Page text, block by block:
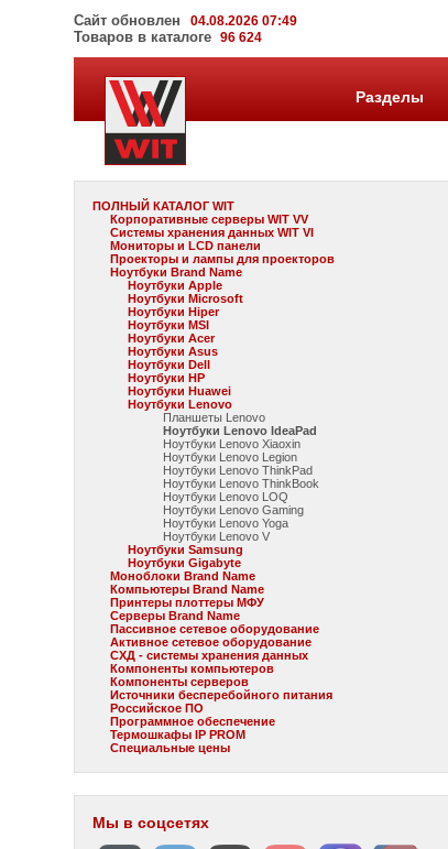
Сайт обновлен 04.08.2026 07:49
Товаров в каталоге96 624
Разделы
ПОЛНЫЙ КАТАЛОГ WIT
Корпоративные серверы WIT VV
Системы хранения данных WIT VI
Мониторы и LCD панели
Проекторы и лампы для проекторов
Ноутбуки Brand Name
Ноутбуки Apple
Ноутбуки Microsoft
Ноутбуки Hiper
Ноутбуки MSI
Ноутбуки Acer
Ноутбуки Asus
Ноутбуки Dell
Ноутбуки HP
Ноутбуки Huawei
Ноутбуки Lenovo
Планшеты Lenovo
Ноутбуки Lenovo IdeaPad
Ноутбуки Lenovo Xiaoxin
Ноутбуки Lenovo Legion
Ноутбуки Lenovo ThinkPad
Ноутбуки Lenovo ThinkBook
Ноутбуки Lenovo LOQ
Ноутбуки Lenovo Gaming
Ноутбуки Lenovo Yoga
Ноутбуки Lenovo V
Ноутбуки Samsung
Ноутбуки Gigabyte
Моноблоки Brand Name
Компьютеры Brand Name
Принтеры плоттеры МФУ
Серверы Brand Name
Пассивное сетевое оборудование
Активное сетевое оборудование
СХД - системы хранения данных
Компоненты компьютеров
Компоненты серверов
Источники бесперебойного питания
Российское ПО
Программное обеспечение
Термошкафы IP PROM
Специальные цены
Мы в соцсетях